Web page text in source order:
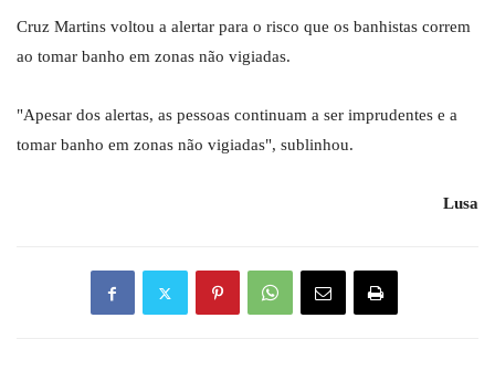
Cruz Martins voltou a alertar para o risco que os banhistas correm
ao tomar banho em zonas não vigiadas.
"Apesar dos alertas, as pessoas continuam a ser imprudentes e a
tomar banho em zonas não vigiadas", sublinhou.
Lusa